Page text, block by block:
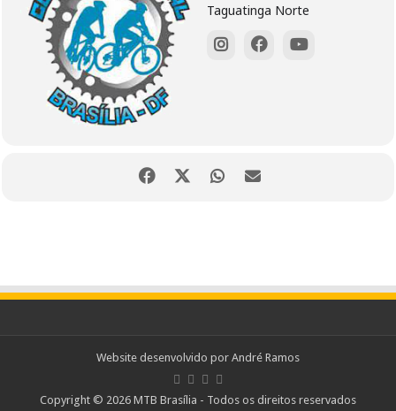
Taguatinga Norte
Website desenvolvido por André Ramos
Copyright © 2026 MTB Brasília - Todos os direitos reservados